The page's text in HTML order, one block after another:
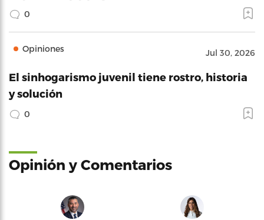
0
Opiniones Jul 30, 2026
El sinhogarismo juvenil tiene rostro, historia
y solución
0
Opinión y Comentarios